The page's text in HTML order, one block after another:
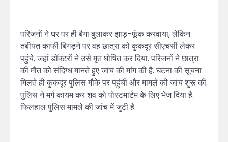
परिजनों ने घर पर ही बैगा बुलाकर झाड़-फूंक करवाया, लेकिन
तबीयत काफी बिगड़ने पर वह छात्रा को कुकदूर सीएचसी लेकर
पहुंचे. जहां डॉक्टरों ने उसे मृत घोषित कर दिया. परिजनों ने छात्रा
की मौत को संदिग्ध मानते हुए जांच की मांग की है. घटना की सूचना
मिलते ही कुकदूर पुलिस मौके पर पहुंची और मामले की जांच शुरू की.
पुलिस ने मर्ग कायम कर शव को पोस्टमार्टम के लिए भेज दिया है.
फिलहाल पुलिस मामले की जांच में जुटी है.